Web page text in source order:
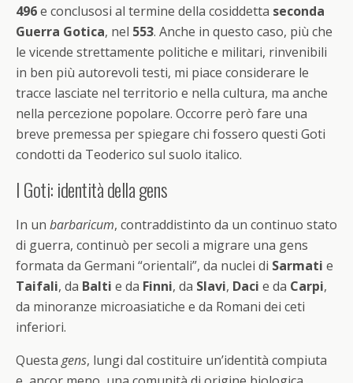
496e conclusosi al termine della cosiddetta seconda
Guerra Gotica, nel 553. Anche in questo caso, più che
le vicende strettamente politiche e militari, rinvenibili
in ben più autorevoli testi, mi piace considerare le
tracce lasciate nel territorio e nella cultura, ma anche
nella percezione popolare. Occorre però fare una
breve premessa per spiegare chi fossero questi Goti
condotti da Teoderico sul suolo italico.
I Goti: identità della gens
In un barbaricum, contraddistinto da un continuo stato
di guerra, continuò per secoli a migrare una gens
formata da Germani “orientali”, da nuclei di Sarmati e
Taifali, da Balti e da Finni, da Slavi, Daci e da Carpi,
da minoranze microasiatiche e da Romani dei ceti
inferiori.
Questa gens, lungi dal costituire un’identità compiuta